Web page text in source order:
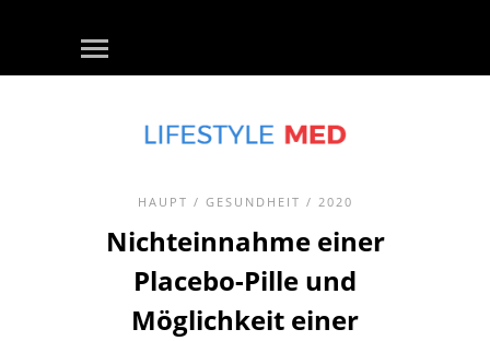
HAUPT / GESUNDHEIT / 2020
Nichteinnahme einer
Placebo-Pille und
Möglichkeit einer